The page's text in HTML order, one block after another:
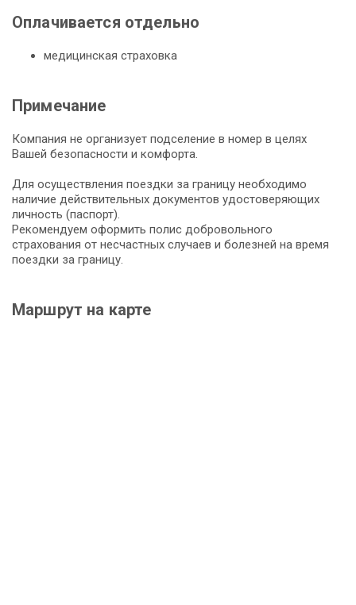
Оплачивается отдельно
медицинская страховка
Примечание
Компания не организует подселение в номер в целях
Вашей безопасности и комфорта.
Для осуществления поездки за границу необходимо
наличие действительных документов удостоверяющих
личность (паспорт).
Рекомендуем оформить полис добровольного
страхования от несчастных случаев и болезней на время
поездки за границу.
Маршрут на карте